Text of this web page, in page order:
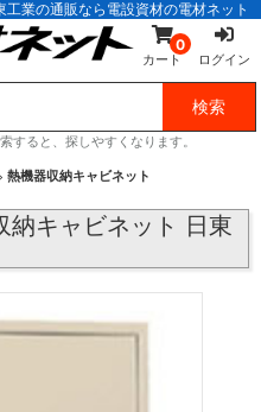
業の通販なら電設資材の電材ネット
0
カート ログイン
すると、探しやすくなります。
熱機器収納キャビネット
納キャビネット 日東